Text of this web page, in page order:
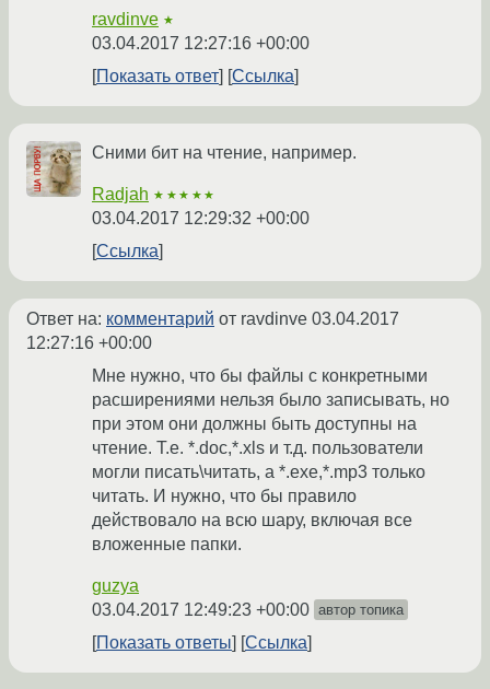
ravdinve ★
03.04.2017 12:27:16 +00:00
Показать ответ
Ссылка
Сними бит на чтение, например.
Radjah ★★★★★
03.04.2017 12:29:32 +00:00
Ссылка
Ответ на: комментарий от ravdinve 03.04.2017
12:27:16 +00:00
Мне нужно, что бы файлы с конкретными
расширениями нельзя было записывать, но
при этом они должны быть доступны на
чтение. Т.е. *.doc,*.xls и т.д. пользователи
могли писать\читать, а *.exe,*.mp3 только
читать. И нужно, что бы правило
действовало на всю шару, включая все
вложенные папки.
guzya
03.04.2017 12:49:23 +00:00 автор топика
Показать ответы Ссылка